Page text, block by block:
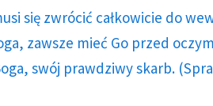
się zwrócić całkowicie do
zawsze mieć Go przed
swój prawdziwy skarb.